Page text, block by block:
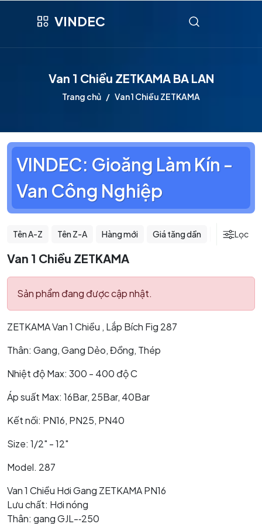
VINDEC
Van 1 Chiều ZETKAMA BA LAN
Trang chủ Van 1 Chiều ZETKAMA
VINDEC: Gioăng Làm Kín -
Van Công Nghiệp
Van 1 Chiều ZETKAMA
Tên A-Z Tên Z-A Hàng mới Giá tăng dần Giá giảm
Lọc
Sản phẩm đang được cập nhật.
ZETKAMA Van 1 Chiều , Lắp Bích Fig 287
Thân: Gang, Gang Dẻo, Đồng, Thép
Nhiệt độ Max: 300 - 400 độ C
Áp suất Max: 16Bar, 25Bar, 40Bar
Kết nối: PN16, PN25, PN40
Size: 1/2" - 12"
Model. 287
Van 1 Chiều Hơi Gang ZETKAMA PN16
Lưu chất: Hơi nóng
Thân: gang GJL-­‐250